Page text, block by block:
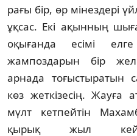
рағы бір, өр мінездері
ұқсас. Екі ақынның
оқығанда есімі
жампоздарын бір
арнада тоғыстыратын
көз жеткізесің. Жауға
мүлт кетпейтін
қырық жыл